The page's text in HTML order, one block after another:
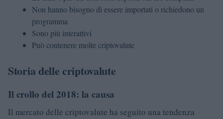
Non hanno bisogno di essere importati o richiedono un
programma
Sono più interattivi
Può contenere molte criptovalute
Storia delle criptovalute
Il crollo del 2018: la causa
Il mercato delle criptovalute ha seguito una tendenza